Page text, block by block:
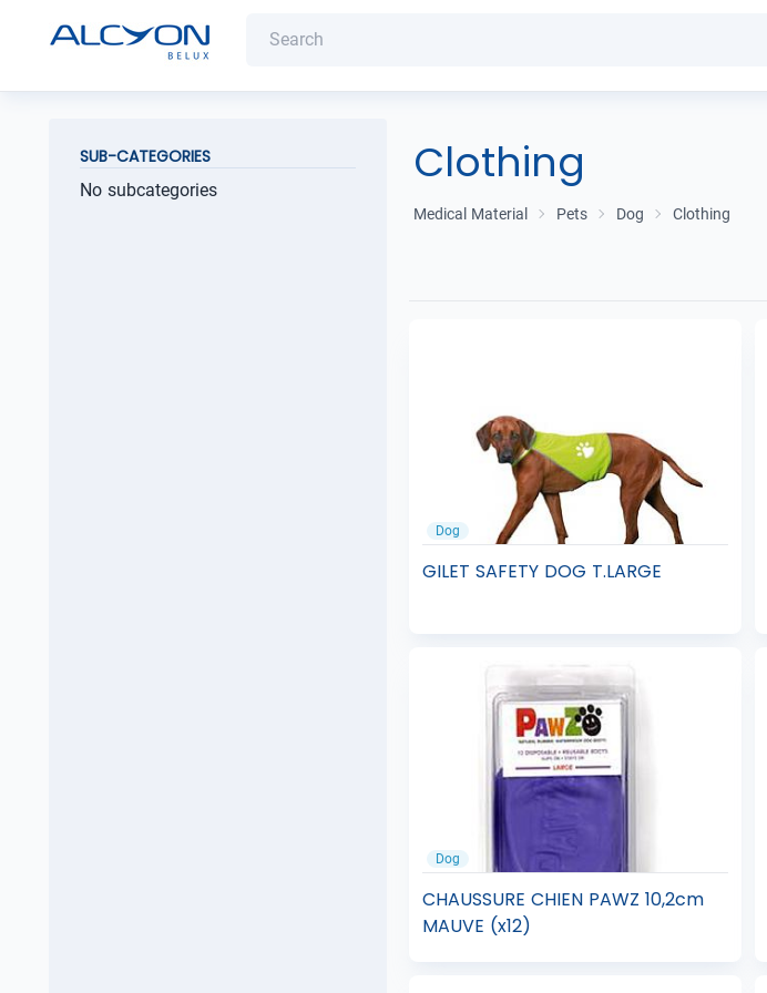
SUB-CATEGORIES
No subcategories Clothing
Medical Material Pets Dog Clothing
Dog
GILET SAFETY DOG T.LARGE
Dog
CHAUSSURE CHIEN PAWZ 10,2cm
MAUVE (x12)